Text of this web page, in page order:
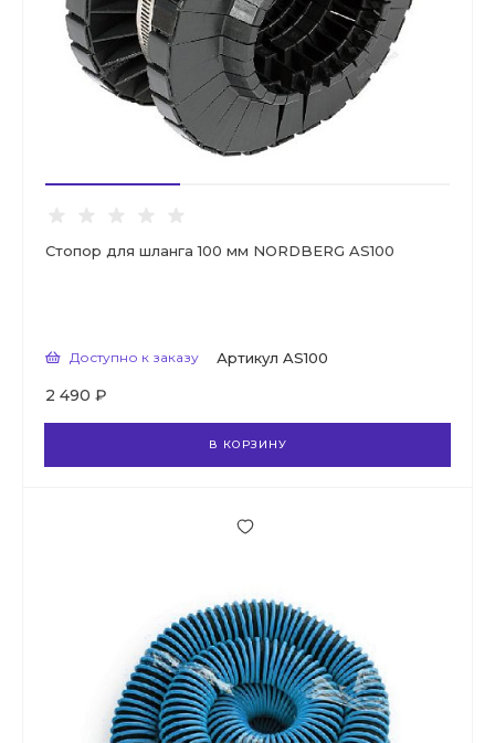
Стопор для шланга 100 мм NORDBERG AS100
Доступно к заказу Артикул AS100
2 490 ₽
В КОРЗИНУ